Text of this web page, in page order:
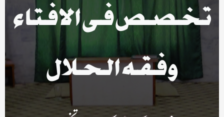
تخصص فی الافتاء
وفقہ الحلال